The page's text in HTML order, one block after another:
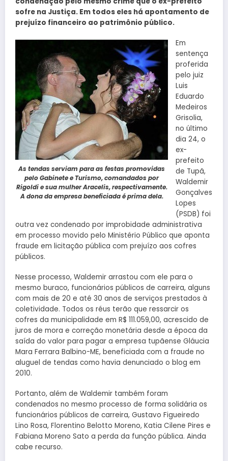
sofre na Justiça. Em todos eles há apontamento de
prejuízo financeiro ao patrimônio público.
As tendas serviam para as festas promovidas
pelo Gabinete e Turismo, comandados por
Rigoldi e sua mulher Aracelis, respectivamente.
A dona da empresa beneficiada é prima dela.
Em
sentença
proferida
pelo juiz
Luis
Eduardo
Medeiros
Grisolia,
no último
dia 24, o
ex-
prefeito
de Tupã,
Waldemir
Gonçalves
Lopes
(PSDB) foi
outra vez condenado por improbidade administrativa
em processo movido pelo Ministério Público que aponta
fraude em licitação pública com prejuízo aos cofres
públicos.
Nesse processo, Waldemir arrastou com ele para o
mesmo buraco, funcionários públicos de carreira, alguns
com mais de 20 e até 30 anos de serviços prestados à
coletividade. Todos os réus terão que ressarcir os
cofres da municipalidade em R$ 111.059,00, acrescido de
juros de mora e correção monetária desde a época da
saída do valor para pagar a empresa tupãense Gláucia
Mara Ferrara Balbino-ME, beneficiada com a fraude no
aluguel de tendas como havia denunciado o blog em
2010.
Portanto, além de Waldemir também foram
condenados no mesmo processo de forma solidária os
funcionários públicos de carreira, Gustavo Figueiredo
Lino Rosa, Florentino Belotto Moreno, Katia Cilene Pires e
Fabiana Moreno Sato a perda da função pública. Ainda
cabe recurso.